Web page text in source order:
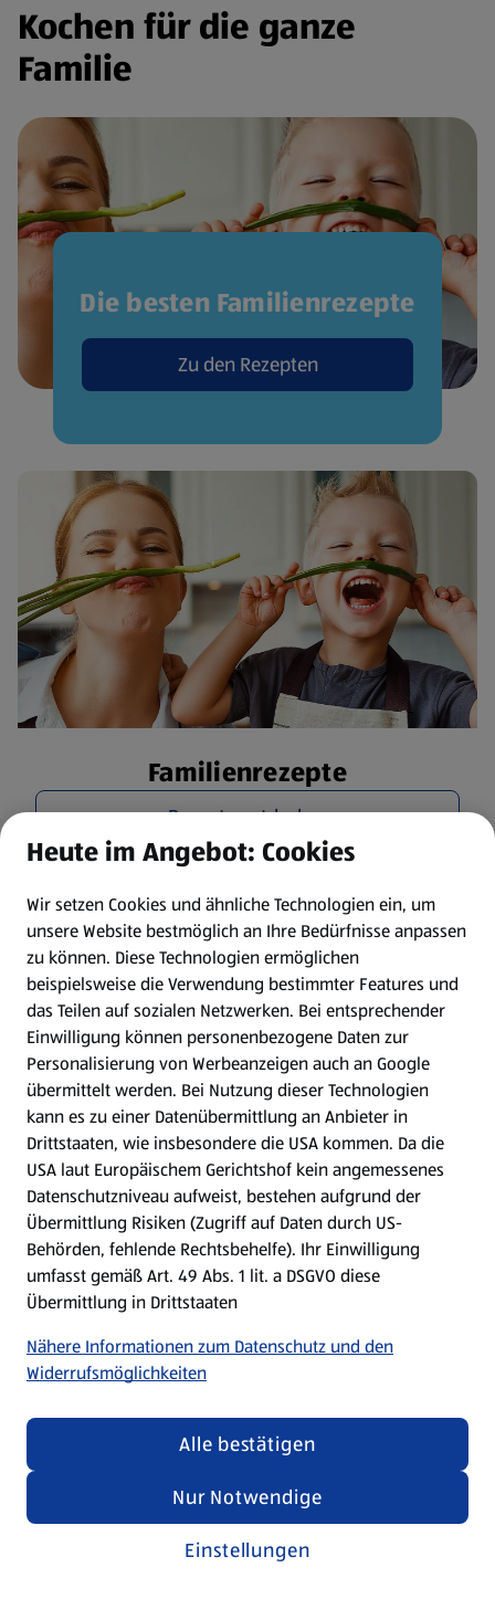
Kochen für die ganze
Familie
Die besten Familienrezepte
Zu den Rezepten
Familienrezepte
Rezepte entdecken
Kochen für Kinder
Rezepte entdecken
Heute im Angebot: Cookies
Wir setzen Cookies und ähnliche Technologien ein, um
unsere Website bestmöglich an Ihre Bedürfnisse anpassen
zu können. Diese Technologien ermöglichen
beispielsweise die Verwendung bestimmter Features und
das Teilen auf sozialen Netzwerken. Bei entsprechender
Einwilligung können personenbezogene Daten zur
Personalisierung von Werbeanzeigen auch an Google
übermittelt werden. Bei Nutzung dieser Technologien
kann es zu einer Datenübermittlung an Anbieter in
Drittstaaten, wie insbesondere die USA kommen. Da die
USA laut Europäischem Gerichtshof kein angemessenes
Datenschutzniveau aufweist, bestehen aufgrund der
Übermittlung Risiken (Zugriff auf Daten durch US-
Behörden, fehlende Rechtsbehelfe). Ihr Einwilligung
umfasst gemäß Art. 49 Abs. 1 lit. a DSGVO diese
Übermittlung in Drittstaaten
Nähere Informationen zum Datenschutz und den
Widerrufsmöglichkeiten
Einstellungen
Nur Notwendige
Alle bestätigen